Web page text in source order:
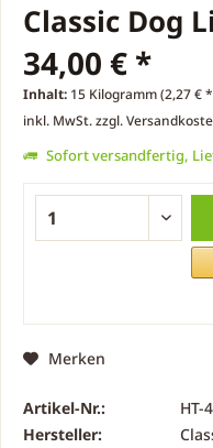
Classic Dog
34,00 € *
Inhalt: 15 Kilogramm (2,27 €
inkl. MwSt.zzgl.
Sofort versandfertig,
Merken
Artikel-Nr.:
HT-
Hersteller: